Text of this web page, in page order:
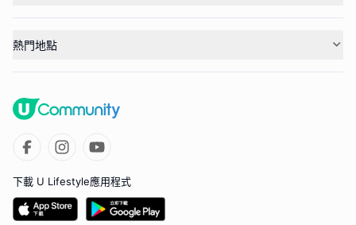
熱門地點
下載 U Lifestyle應用程式